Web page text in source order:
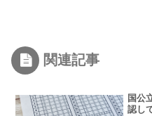
関連記事
国公
認し